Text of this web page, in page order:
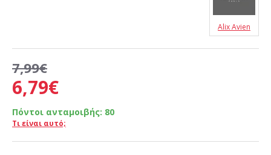
6,79€
7,99€
Πόντοι ανταμοιβής: 80
Τι είναι αυτό;
Alix Avien